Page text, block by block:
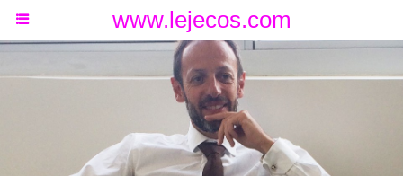
www.lejecos.com